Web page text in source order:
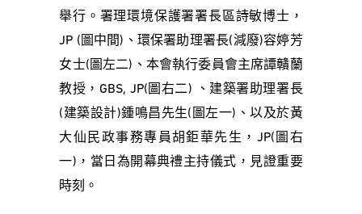
舉行。署理環境保護署署長區詩敏博士，
JP (圖中間)、環保署助理署長(減廢)容婷芳
女士(圖左二)、本會執行委員會主席譚贛蘭
教授，GBS, JP(圖右二) 、建築署助理署長
(建築設計)鍾鳴昌先生(圖左一)、以及於黃
大仙民政事務專員胡鉅華先生，JP(圖右
一)，當日為開幕典禮主持儀式，見證重要
時刻。